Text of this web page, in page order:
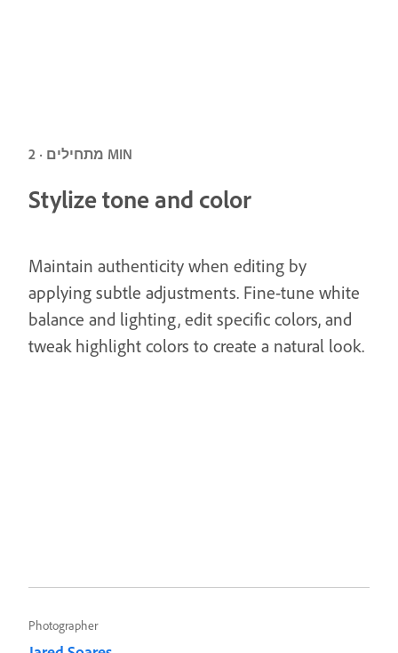
מתחילים · 2 MIN
Stylize tone and color
Maintain authenticity when editing by
applying subtle adjustments. Fine-tune white
balance and lighting, edit specific colors, and
tweak highlight colors to create a natural look.
Photographer